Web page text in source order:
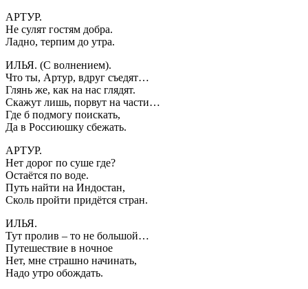
АРТУР.
Не сулят гостям добра.
Ладно, терпим до утра.
ИЛЬЯ. (С волнением).
Что ты, Артур, вдруг съедят…
Глянь же, как на нас глядят.
Скажут лишь, порвут на части…
Где б подмогу поискать,
Да в Россиюшку сбежать.
АРТУР.
Нет дорог по суше где?
Остаётся по воде.
Путь найти на Индостан,
Сколь пройти придётся стран.
ИЛЬЯ.
Тут пролив – то не большой…
Путешествие в ночное
Нет, мне страшно начинать,
Надо утро обождать.